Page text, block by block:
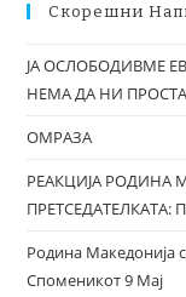
Скорешни
ЈА ОСЛОБОДИВМЕ
НЕМА ДА НИ
ОМРАЗА
РЕАКЦИЈА РОДИНА
ПРЕТСЕДАТЕЛКАТА:
Родина Македонија
Споменикот 9 Мај